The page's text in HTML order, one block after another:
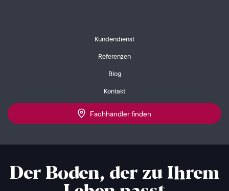
Kundendienst
Referenzen
Blog
Kontakt
Fachhändler finden
Der Boden, der zu Ihrem